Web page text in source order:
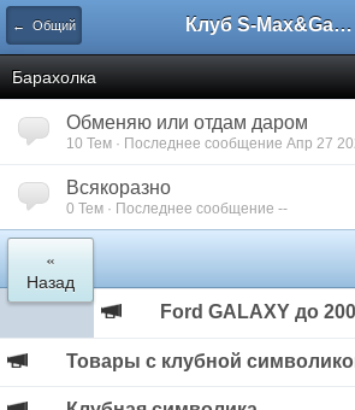
← Общий Клуб S-Max&Galaxy
Барахолка
Обменяю или отдам даром
10 Тем · Последнее сообщение Апр 27
Всякоразно
0 Тем · Последнее сообщение --
«
Назад
Ford GALAXY до
Товары с клубной